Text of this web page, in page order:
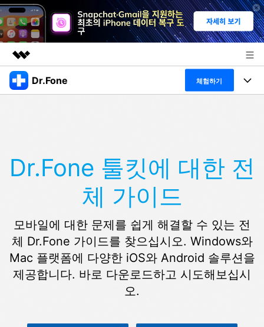
주요 제품
뉴스룸
도움말 센터
Dr.Fone 체험하기
Dr.Fone Basic
데스크탑
온라인
더 보기
탐색 및 발견
닥터폰 하이라이트 살펴보기
사용 방법은 무엇입니까?
고객 지원 센터
다운로드 센터
공식 설치 파일 및 최신 버전 업데이트를 제공
합니다.
🔓️온라인 잠금 해제
iOS26 다운그레이드
Dr.Fone 툴킷에 대한 전
체 가이드
모바일에 대한 문제를 쉽게 해결할 수 있는 전
체 Dr.Fone 가이드를 찾으십시오. Windows와
Mac 플랫폼에 다양한 iOS와 Android 솔루션을
제공합니다. 바로 다운로드하고 시도해보십시
오.